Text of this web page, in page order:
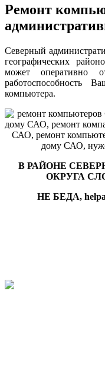
Ремонт
Северный
географических
может оперативно
работоспособность
компьютера.
В РАЙОНЕ
ОКРУГА
НЕ БЕДА,